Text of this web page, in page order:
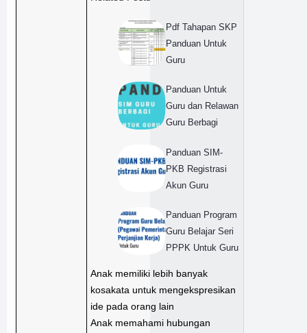
Pdf Tahapan SKP
Panduan Untuk
Guru
Panduan Untuk
Guru dan Relawan
Guru Berbagi
Panduan SIM-
PKB Registrasi
Akun Guru
Panduan Program
Guru Belajar Seri
PPPK Untuk Guru
Anak memiliki lebih banyak
kosakata untuk mengekspresikan
ide pada orang lain
Anak memahami hubungan